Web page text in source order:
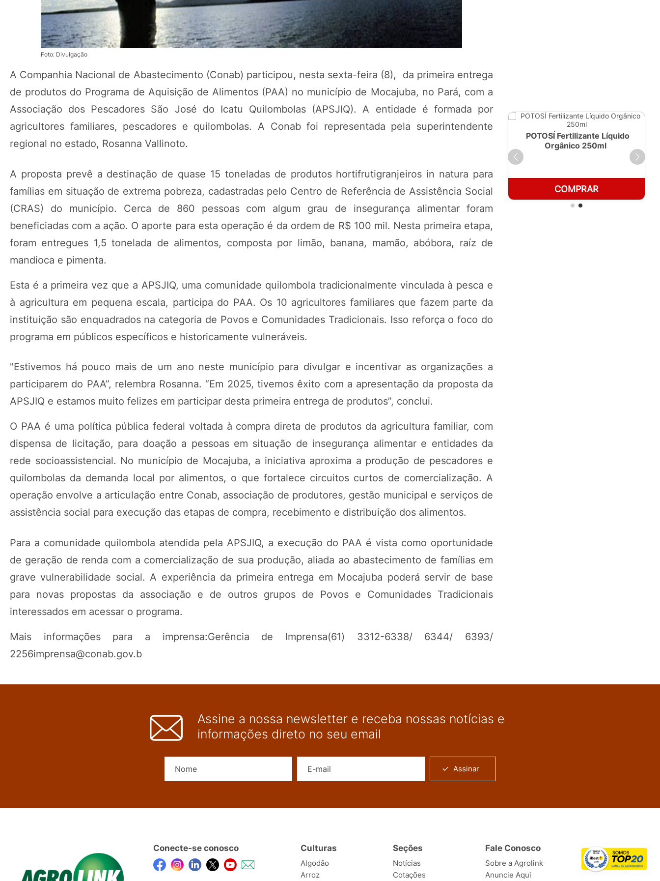
Foto: Divulgação
A Companhia Nacional de Abastecimento (Conab) participou, nesta sexta-feira (8), da primeira entrega
de produtos do Programa de Aquisição de Alimentos (PAA) no município de Mocajuba, no Pará, com a
Associação dos Pescadores São José do Icatu Quilombolas (APSJIQ). A entidade é formada por
agricultores familiares, pescadores e quilombolas. A Conab foi representada pela superintendente
regional no estado, Rosanna Vallinoto.
A proposta prevê a destinação de quase 15 toneladas de produtos hortifrutigranjeiros in natura para
famílias em situação de extrema pobreza, cadastradas pelo Centro de Referência de Assistência Social
(CRAS) do município. Cerca de 860 pessoas com algum grau de insegurança alimentar foram
beneficiadas com a ação. O aporte para esta operação é da ordem de R$ 100 mil. Nesta primeira etapa,
foram entregues 1,5 tonelada de alimentos, composta por limão, banana, mamão, abóbora, raíz de
mandioca e pimenta.
Esta é a primeira vez que a APSJIQ, uma comunidade quilombola tradicionalmente vinculada à pesca e
à agricultura em pequena escala, participa do PAA. Os 10 agricultores familiares que fazem parte da
instituição são enquadrados na categoria de Povos e Comunidades Tradicionais. Isso reforça o foco do
programa em públicos específicos e historicamente vulneráveis.
"Estivemos há pouco mais de um ano neste município para divulgar e incentivar as organizações a
participarem do PAA”, relembra Rosanna. “Em 2025, tivemos êxito com a apresentação da proposta da
APSJIQ e estamos muito felizes em participar desta primeira entrega de produtos”, conclui.
O PAA é uma política pública federal voltada à compra direta de produtos da agricultura familiar, com
dispensa de licitação, para doação a pessoas em situação de insegurança alimentar e entidades da
rede socioassistencial. No município de Mocajuba, a iniciativa aproxima a produção de pescadores e
quilombolas da demanda local por alimentos, o que fortalece circuitos curtos de comercialização. A
operação envolve a articulação entre Conab, associação de produtores, gestão municipal e serviços de
assistência social para execução das etapas de compra, recebimento e distribuição dos alimentos.
Para a comunidade quilombola atendida pela APSJIQ, a execução do PAA é vista como oportunidade
de geração de renda com a comercialização de sua produção, aliada ao abastecimento de famílias em
grave vulnerabilidade social. A experiência da primeira entrega em Mocajuba poderá servir de base
para novas propostas da associação e de outros grupos de Povos e Comunidades Tradicionais
interessados em acessar o programa.
Mais informações para a imprensa:Gerência de Imprensa(61) 3312-6338/ 6344/ 6393/
2256imprensa@conab.gov.b
COMPRAR
POTOSÍ Fertilizante Líquido
Orgânico 250ml
COMPRAR
Assine a nossa newsletter e receba nossas notícias e
informações direto no seu email
Assinar
Conecte-se conosco Culturas
Algodão
Arroz
Seções
Notícias
Cotações
Fale Conosco
Sobre a Agrolink
Anuncie Aqui